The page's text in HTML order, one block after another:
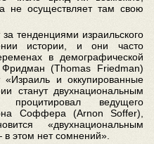
не осуществляет там свою
тенденциями израильского
истории, и они часто
в демографической
(Thomas Friedman)
«Израиль и оккупированные
станут двухнациональным
ведущего
Соффера (Arnon Soffer),
«двухнациональным
этом нет сомнений».